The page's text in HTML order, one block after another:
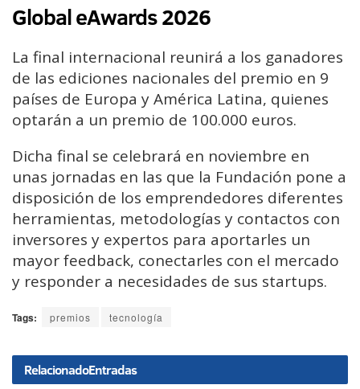
Global eAwards 2026
La final internacional reunirá a los ganadores
de las ediciones nacionales del premio en 9
países de Europa y América Latina, quienes
optarán a un premio de 100.000 euros.
Dicha final se celebrará en noviembre en
unas jornadas en las que la Fundación pone a
disposición de los emprendedores diferentes
herramientas, metodologías y contactos con
inversores y expertos para aportarles un
mayor feedback, conectarles con el mercado
y responder a necesidades de sus startups.
Tags: premios tecnología
RelacionadoEntradas